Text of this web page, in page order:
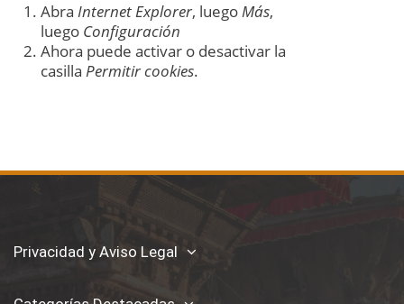
Abra Internet Explorer, luegoMás,
luego Configuración
Ahora puede activar o desactivar la
casilla Permitir cookies.
Privacidad y Aviso Legal